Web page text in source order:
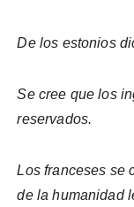
De los estonios
Se cree que los
reservados.
Los franceses se
de la humanidad